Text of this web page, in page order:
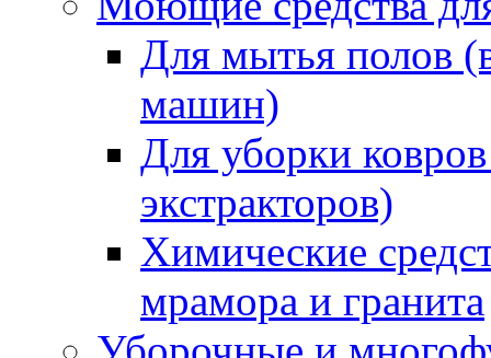
Для мытья полов
машин)
Для уборки
экстракторов)
Химические
мрамора и гранита